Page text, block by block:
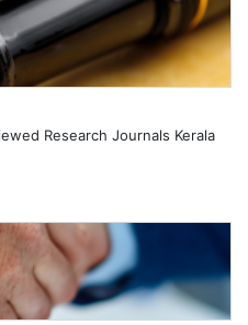
Research Journals Kerala